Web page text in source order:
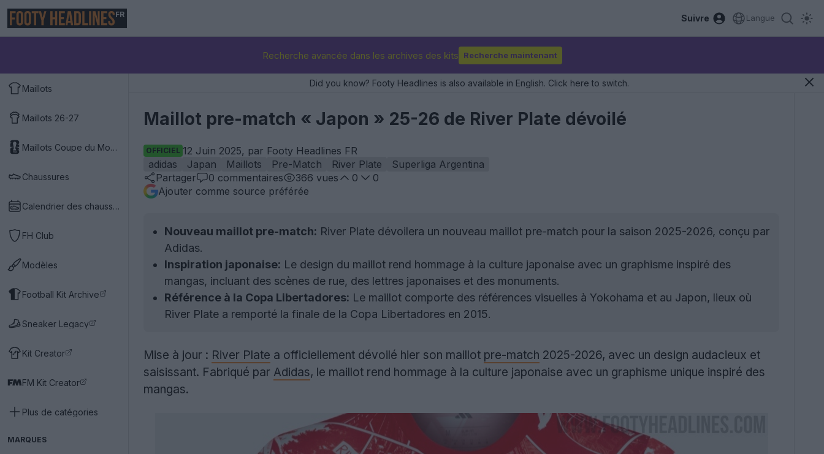
FR Suivre Langue
Recherche avancée dans les archives des kits Recherche maintenant
Maillots
Maillots 26-27
Maillots Coupe du Monde 2026
Chaussures
Calendrier des chaussures
FH Club
Modèles
Football Kit Archive
Sneaker Legacy
Kit Creator
FM Kit Creator
Plus de catégories
MARQUES
Did you know? Footy Headlines is also available in English. Click here to switch.
Maillot pre-match « Japon » 25-26 de River Plate dévoilé
OFFICIEL 12 Juin 2025, par Footy Headlines FR
adidas
Japan Maillots Pre-Match River Plate
Superliga Argentina
Partager
0 commentaires 366 vues 0
0
Ajouter comme source préférée
Nouveau maillot pre-match: River Plate dévoilera un nouveau maillot pre-match pour la saison 2025-2026, conçu par
Adidas.
Inspiration japonaise: Le design du maillot rend hommage à la culture japonaise avec un graphisme inspiré des
mangas, incluant des scènes de rue, des lettres japonaises et des monuments.
Référence à la Copa Libertadores: Le maillot comporte des références visuelles à Yokohama et au Japon, lieux où
River Plate a remporté la finale de la Copa Libertadores en 2015.
Mise à jour : River Plate a officiellement dévoilé hier son maillot pre-match 2025-2026, avec un design audacieux et
saisissant. Fabriqué par Adidas, le maillot rend hommage à la culture japonaise avec un graphisme unique inspiré des
mangas.